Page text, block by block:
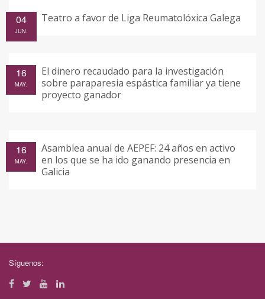
Teatro a favor de Liga Reumatolóxica Galega
04
JUN.
El dinero recaudado para la investigación
sobre paraparesia espástica familiar ya tiene
proyecto ganador
16
MAY.
Asamblea anual de AEPEF: 24 años en activo
en los que se ha ido ganando presencia en
Galicia
16
MAY.
Síguenos: